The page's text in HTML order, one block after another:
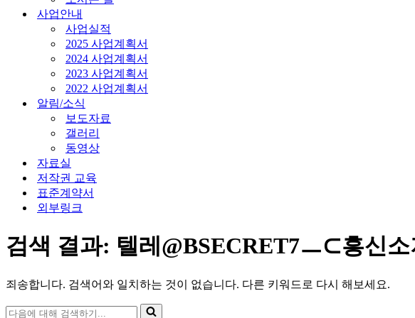
사업안내
사업실적
2025 사업계획서
2024 사업계획서
2023 사업계획서
2022 사업계획서
알림/소식
보도자료
갤러리
동영상
자료실
저작권 교육
표준계약서
외부링크
검색 결과: 텔레@BSECRET7ㅡ⊂흥신
죄송합니다. 검색어와 일치하는 것이 없습니다. 다른 키워드로 다시 해보세요.
다